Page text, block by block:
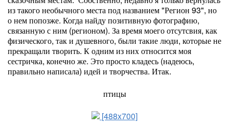
из такого необычного места под названием "Регион 93", но
о нем попозже. Когда найду позитивную фотографию,
связанную с ним (регионом). За время моего отсутсвия, как
физического, так и душевного, были такие люди, которые не
прекращали творить. К одним из них относится моя
сестричка, конечно же. Это просто кладесь (надеюсь,
правильно написала) идей и творчества. Итак.
птицы
[488x700]